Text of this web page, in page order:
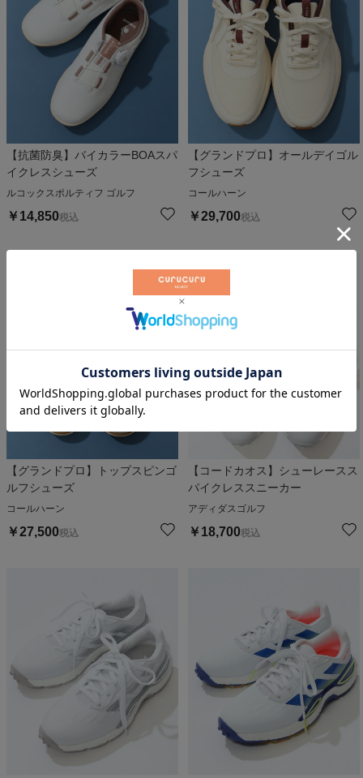
【抗菌防臭】バイカラーBOAスパ
イクレスシューズ
ルコックスポルティフ ゴルフ
￥ 14,850税込
【グランドプロ】オールデイゴル
フシューズ
コールハーン
￥29,700税込
【グランドプロ】トップスピンゴ
ルフシューズ
コールハーン
￥27,500税込
【コードカオス】シューレースス
パイクレススニーカー
アディダスゴルフ
￥ 18,700税込